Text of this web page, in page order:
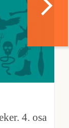
4. osa